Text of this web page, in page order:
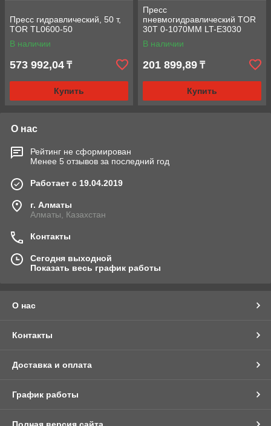
Пресс гидравлический, 50 т,
TOR TL0600-50
В наличии
573 992,04 ₸
Купить
Пресс
пневмогидравлический TOR
30T 0-1070MM LT-E3030
В наличии
201 899,89 ₸
Купить
О нас
Рейтинг не сформирован
Менее 5 отзывов за последний год
Работает с 19.04.2019
г. Алматы
Алматы, Казахстан
Контакты
Сегодня выходной
Показать весь график работы
О нас
Контакты
Доставка и оплата
График работы